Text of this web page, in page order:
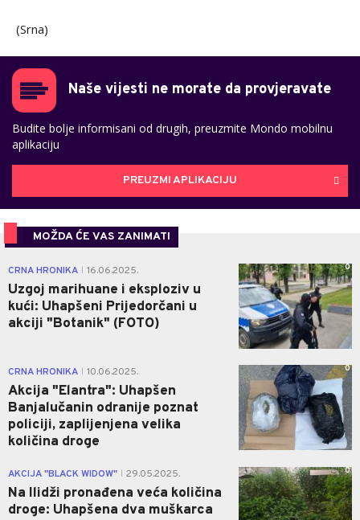
(Srna)
Naše vijesti ne morate da provjeravate
Budite bolje informisani od drugih, preuzmite Mondo mobilnu
aplikaciju
PREUZMI APLIKACIJU
MOŽDA ĆE VAS ZANIMATI
CRNA HRONIKA 16.06.2025.
Uzgoj marihuane i eksploziv u
kući: Uhapšeni Prijedorčani u
akciji "Botanik" (FOTO)
0
CRNA HRONIKA 10.06.2025.
Akcija "Elantra": Uhapšen
Banjalučanin odranije poznat
policiji, zaplijenjena velika
količina droge
0
AKCIJA "BLACK WIDOW" 29.05.2025.
Na Ilidži pronađena veća količina
droge: Uhapšena dva muškarca
0